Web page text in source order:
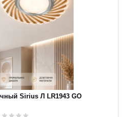
Sirius Л LR1943 GO